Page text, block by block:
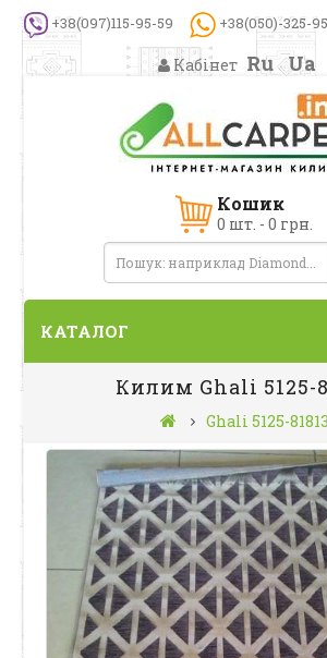
+38(097)115-95-59 +38(050)-325-
Кабінет Ru Ua
Кошик
0 шт. - 0 грн.
КАТАЛОГ
Килим Ghali 5125-
Ghali 5125-81813